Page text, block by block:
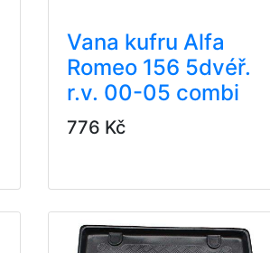
Vana kufru Alfa
Romeo 156 5dvéř.
r.v. 00-05 combi
776 Kč